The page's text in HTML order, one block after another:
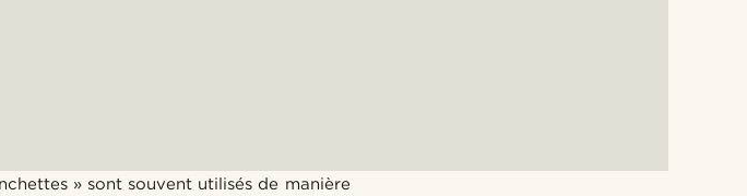
» sont souvent utilisés de manière